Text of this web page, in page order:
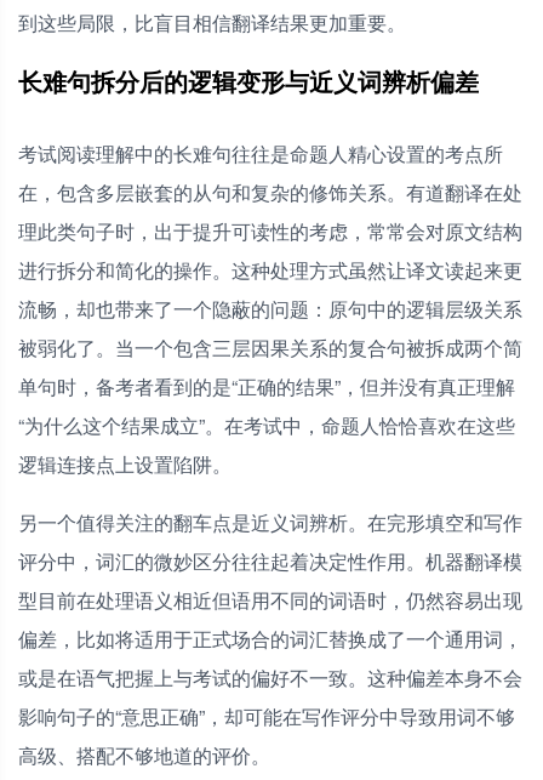
到这些局限，比盲目相信翻译结果更加重要。
长难句拆分后的逻辑变形与近义词辨析偏差
考试阅读理解中的长难句往往是命题人精心设置的考点所
在，包含多层嵌套的从句和复杂的修饰关系。有道翻译在处
理此类句子时，出于提升可读性的考虑，常常会对原文结构
进行拆分和简化的操作。这种处理方式虽然让译文读起来更
流畅，却也带来了一个隐蔽的问题：原句中的逻辑层级关系
被弱化了。当一个包含三层因果关系的复合句被拆成两个简
单句时，备考者看到的是“正确的结果”，但并没有真正理解
“为什么这个结果成立”。在考试中，命题人恰恰喜欢在这些
逻辑连接点上设置陷阱。
另一个值得关注的翻车点是近义词辨析。在完形填空和写作
评分中，词汇的微妙区分往往起着决定性作用。机器翻译模
型目前在处理语义相近但语用不同的词语时，仍然容易出现
偏差，比如将适用于正式场合的词汇替换成了一个通用词，
或是在语气把握上与考试的偏好不一致。这种偏差本身不会
影响句子的“意思正确”，却可能在写作评分中导致用词不够
高级、搭配不够地道的评价。